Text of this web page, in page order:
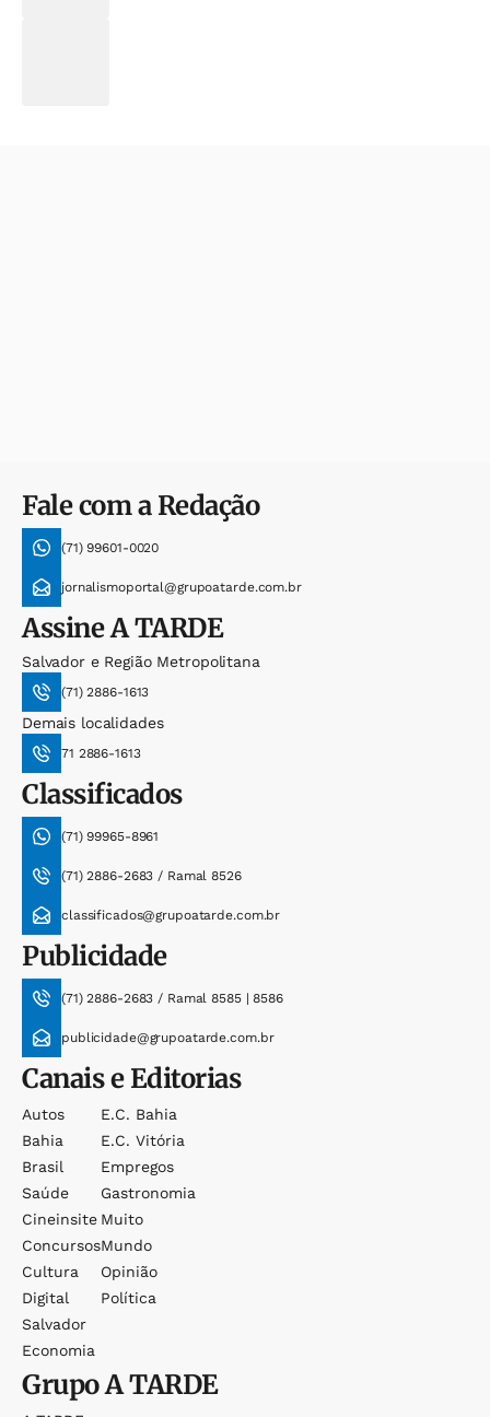
Fale com a Redação
(71) 99601-0020
jornalismoportal@grupoatarde.com.br
AssineA TARDE
Salvador e Região Metropolitana
(71) 2886-1613
Demais localidades
71 2886-1613
Classificados
(71) 99965-8961
(71) 2886-2683 / Ramal 8526
classificados@grupoatarde.com.br
Publicidade
(71) 2886-2683 / Ramal 8585 | 8586
publicidade@grupoatarde.com.br
Canais e Editorias
Autos
Bahia
Brasil
Saúde
Cineinsite
Concursos
Cultura
Digital
Salvador
Economia
E.c. Bahia
E.c. Vitória
Empregos
Gastronomia
Muito
Mundo
Opinião
Política
GrupoA TARDE